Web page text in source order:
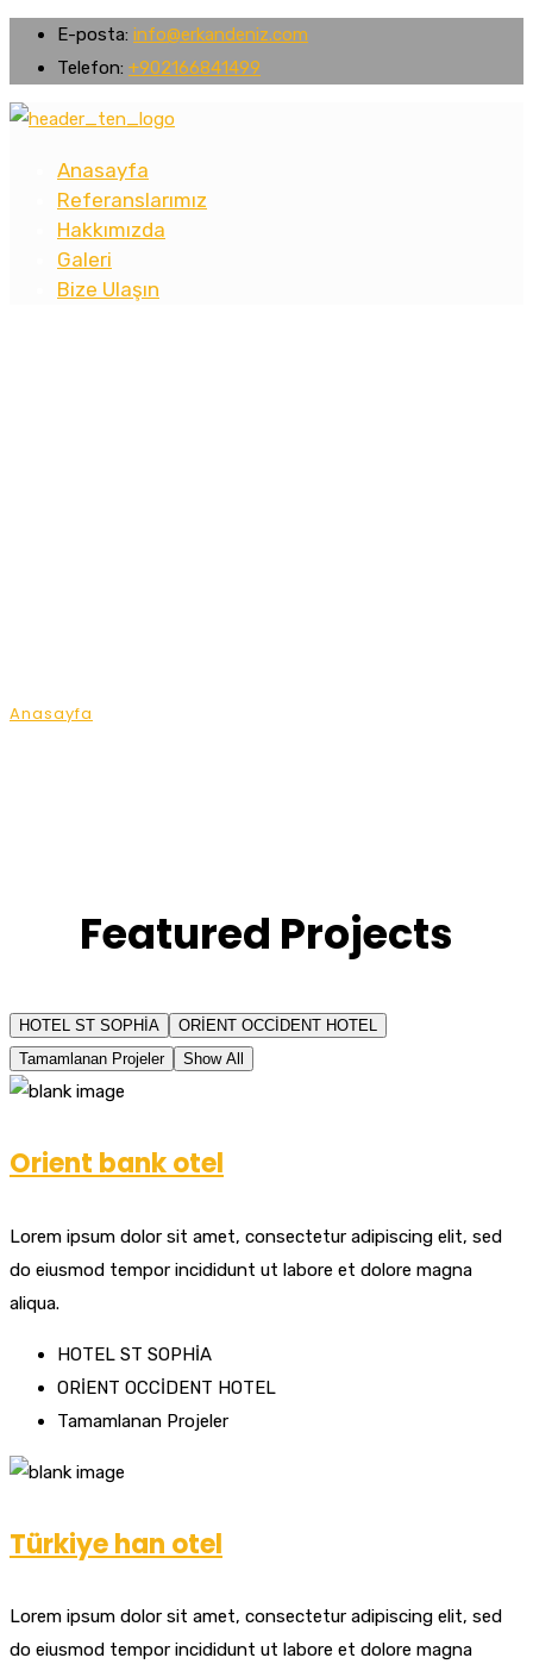
E-posta: info@erkandeniz.com
Telefon: +902166841499
Anasayfa
Referanslarımız
Hakkımızda
Galeri
Bize Ulaşın
Anasayfa
Featured Projects
HOTEL ST SOPHİA
ORİENT OCCİDENT HOTEL
Tamamlanan Projeler
Show All
Orient bank otel
Lorem ipsum dolor sit amet, consectetur adipiscing elit, sed
do eiusmod tempor incididunt ut labore et dolore magna
aliqua.
HOTEL ST SOPHİA
ORİENT OCCİDENT HOTEL
Tamamlanan Projeler
Türkiye han otel
Lorem ipsum dolor sit amet, consectetur adipiscing elit, sed
do eiusmod tempor incididunt ut labore et dolore magna